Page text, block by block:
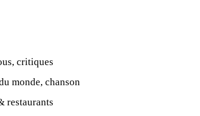
critiques
monde, chanson
restaurants